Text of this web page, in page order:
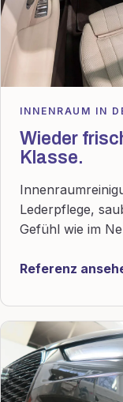
INNENRAUM IN
Wieder
Klasse.
Lederpflege,
Gefühl wie im
Referenz